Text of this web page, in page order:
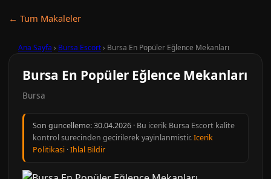
← Tum Makaleler
Ana Sayfa › Bursa Escort› Bursa En Popüler Eğlence Mekanları
Bursa En Popüler Eğlence Mekanları
Bursa
Son guncelleme:30.04.2026 · Bu icerik Bursa Escort kalite
kontrol surecinden gecirilerek yayinlanmistir.Icerik
Politikasi ·Ihlal Bildir